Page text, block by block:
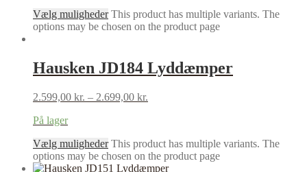
Vælg mulighederThis product has multiple variants. The
options may be chosen on the product page
Hausken JD184 Lyddæmper
2.599,00 kr. – 2.699,00 kr.
På lager
Vælg mulighederThis product has multiple variants. The
options may be chosen on the product page